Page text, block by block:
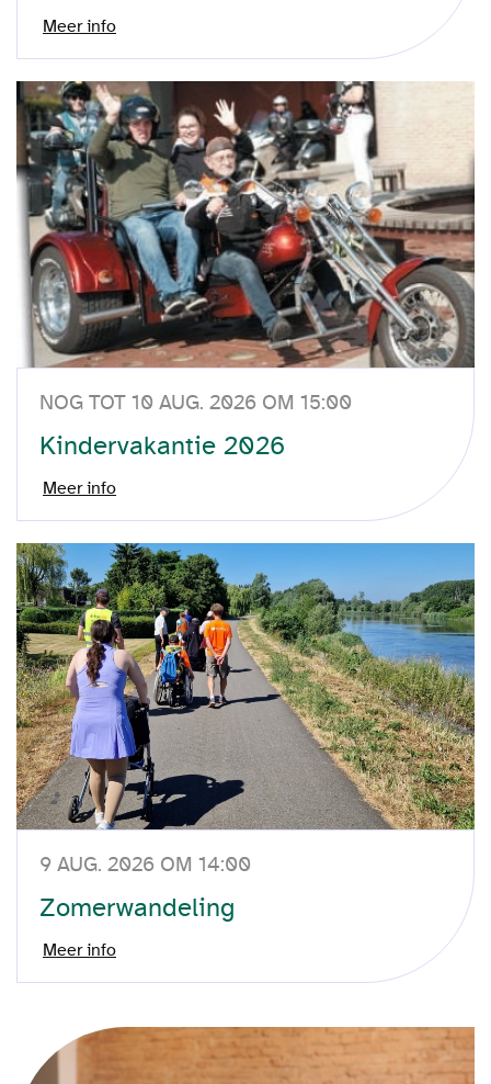
Meer info
NOG TOT 10 AUG. 2026 OM 15:00
Kindervakantie 2026
Meer info
9 AUG. 2026 OM 14:00
Zomerwandeling
Meer info